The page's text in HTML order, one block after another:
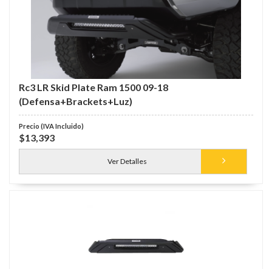
Rc3 LR Skid Plate Ram 1500 09-18
(Defensa+Brackets+Luz)
$13,393
Ver Detalles